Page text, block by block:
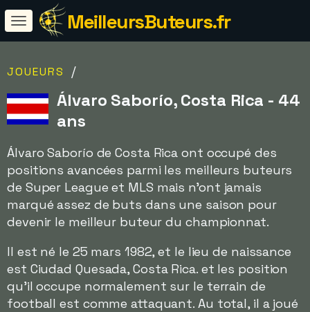
MeilleursButeurs.fr
JOUEURS /
Álvaro Saborío, Costa Rica - 44
ans
Álvaro Saborío de Costa Rica ont occupé des
positions avancées parmi les meilleurs buteurs
de Super League et MLS mais n'ont jamais
marqué assez de buts dans une saison pour
devenir le meilleur buteur du championnat.
Il est né le 25 mars 1982, et le lieu de naissance
est Ciudad Quesada, Costa Rica. et les position
qu'il occupe normalement sur le terrain de
football est comme attaquant. Au total, il a joué